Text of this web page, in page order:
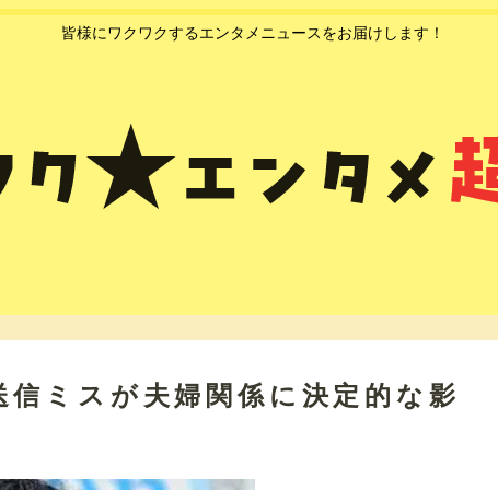
皆様にワクワクするエンタメニュースをお届けします！
ミスが夫婦関係に決定的な影